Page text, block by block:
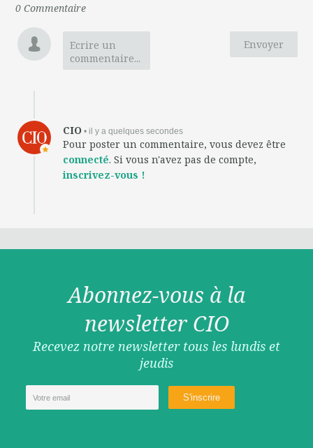
0 Commentaire
Envoyer
Ecrire un
commentaire...
CIO • il y a quelques secondes
Pour poster un commentaire, vous devez être
connecté. Si vous n'avez pas de compte,
inscrivez-vous !
Abonnez-vous à la
newsletter CIO
Recevez notre newsletter tous les lundis et
jeudis